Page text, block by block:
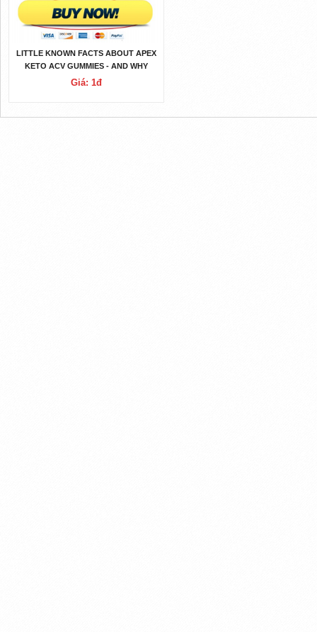
LITTLE KNOWN FACTS ABOUT APEX
KETO ACV GUMMIES - AND WHY
THEY MATTER
Giá: 1đ